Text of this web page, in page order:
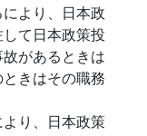
より、日本政
て日本政策投
があるときは
きはその職務
り、日本政策